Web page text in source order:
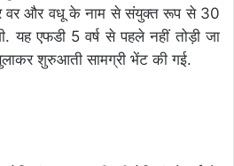
वर और वधू के नाम से संयुक्त रूप से 30
यह एफडी 5 वर्ष से पहले नहीं तोड़ी जा
शुरुआती सामग्री भेंट की गई.